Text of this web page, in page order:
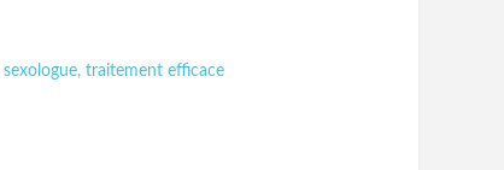
sexologue, traitement efficace